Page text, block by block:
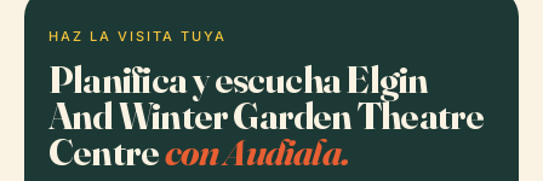
HAZ LA VISITA TUYA
Planifica y escucha Elgin
And Winter Garden Theatre
Centrecon Audiala.